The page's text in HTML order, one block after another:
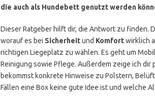
die auch als Hundebett genutzt werden
Dieser Ratgeber hilft dir, die Antwort zu finden.
worauf es bei Sicherheitund Komfortwirklich
richtigen Liegeplatz zu wählen. Es geht um
Reinigung sowie Pflege. Außerdem zeige ich dir
bekommst konkrete Hinweise zu Polstern,
Fällen eine Box keine gute Idee ist und welche